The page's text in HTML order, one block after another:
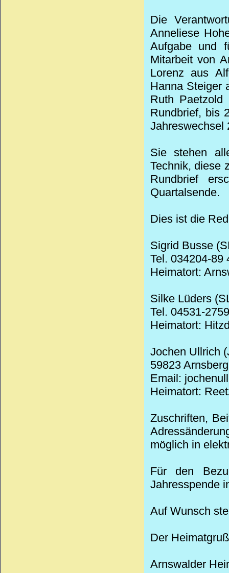
Die
Anneliese
Aufgabe und
Mitarbeit von
Lorenz aus
Hanna Steiger
Ruth
Rundbrief, bis
Jahreswechsel
Sie stehen
Technik, diese
Rundbrief
Quartalsende.
Dies ist die
Sigrid Busse
Tel. 034204-89
Heimatort:
Silke Lüders
Tel. 04531-
Heimatort:
Jochen Ullrich
59823
Email:
Heimatort:
Zuschriften,
möglich in
Für den
Jahresspende
Auf Wunsch
Der
Arnswalder